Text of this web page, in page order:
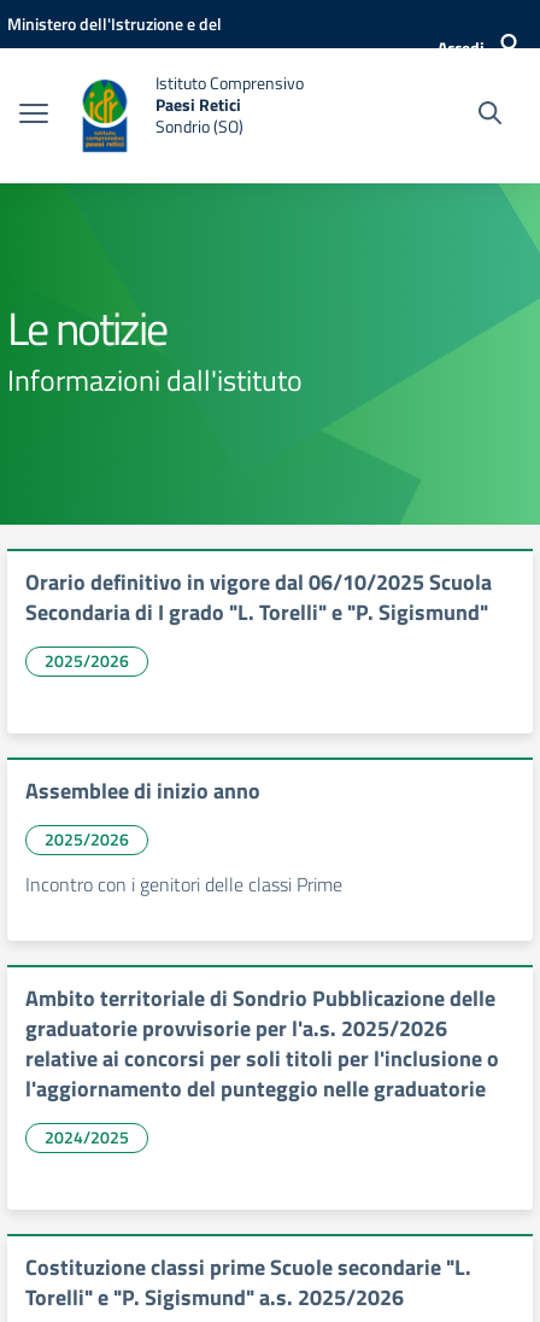
Vai ai contenuti
Vai al menu di navigazione
Vai al footer
Ministero dell'Istruzione e del
Accedi
Istituto Comprensivo
Paesi Retici
Sondrio (SO)
Le notizie
Informazioni dall'istituto
Orario definitivo in vigore dal 06/10/2025 Scuola
Secondaria di I grado "L. Torelli" e "P. Sigismund"
2025/2026
Assemblee di inizio anno
2025/2026
Incontro con i genitori delle classi Prime
Ambito territoriale di Sondrio Pubblicazione delle
graduatorie provvisorie per l'a.s. 2025/2026
relative ai concorsi per soli titoli per l'inclusione o
l'aggiornamento del punteggio nelle graduatorie
2024/2025
Costituzione classi prime Scuole secondarie "L.
Torelli" e "P. Sigismund" a.s. 2025/2026